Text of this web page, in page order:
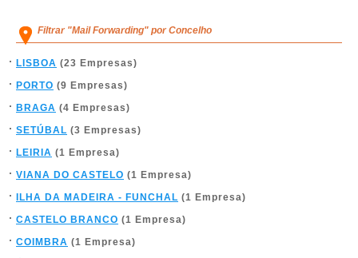
Filtrar "Mail Forwarding" por Concelho
LISBOA (23 Empresas)
PORTO (9 Empresas)
BRAGA (4 Empresas)
SETÚBAL (3 Empresas)
LEIRIA (1 Empresa)
VIANA DO CASTELO (1 Empresa)
ILHA DA MADEIRA - FUNCHAL (1 Empresa)
CASTELO BRANCO (1 Empresa)
COIMBRA (1 Empresa)